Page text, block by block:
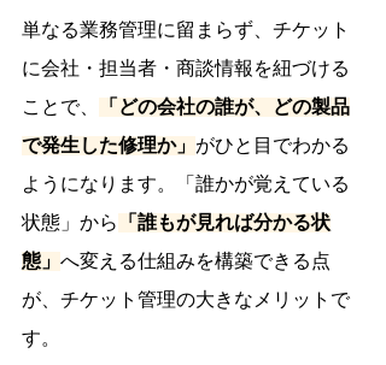
単なる業務管理に留まらず、チケット
に会社・担当者・商談情報を紐づける
ことで、
「どの会社の誰が、どの製品
で発生した修理か」 がひと目でわかる
ようになります。「誰かが覚えている
状態」から
「誰もが見れば分かる状
態」 へ変える仕組みを構築できる点
が、チケット管理の大きなメリットで
す。